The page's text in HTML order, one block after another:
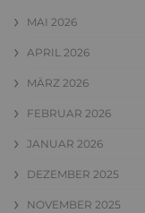
MAI 2026
APRIL 2026
MÄRZ 2026
FEBRUAR 2026
JANUAR 2026
DEZEMBER 2025
NOVEMBER 2025